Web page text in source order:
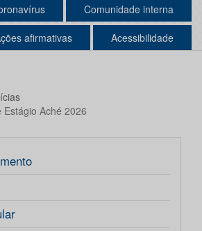
Comunidade interna
afirmativas Acessibilidade
Estágio Aché 2026